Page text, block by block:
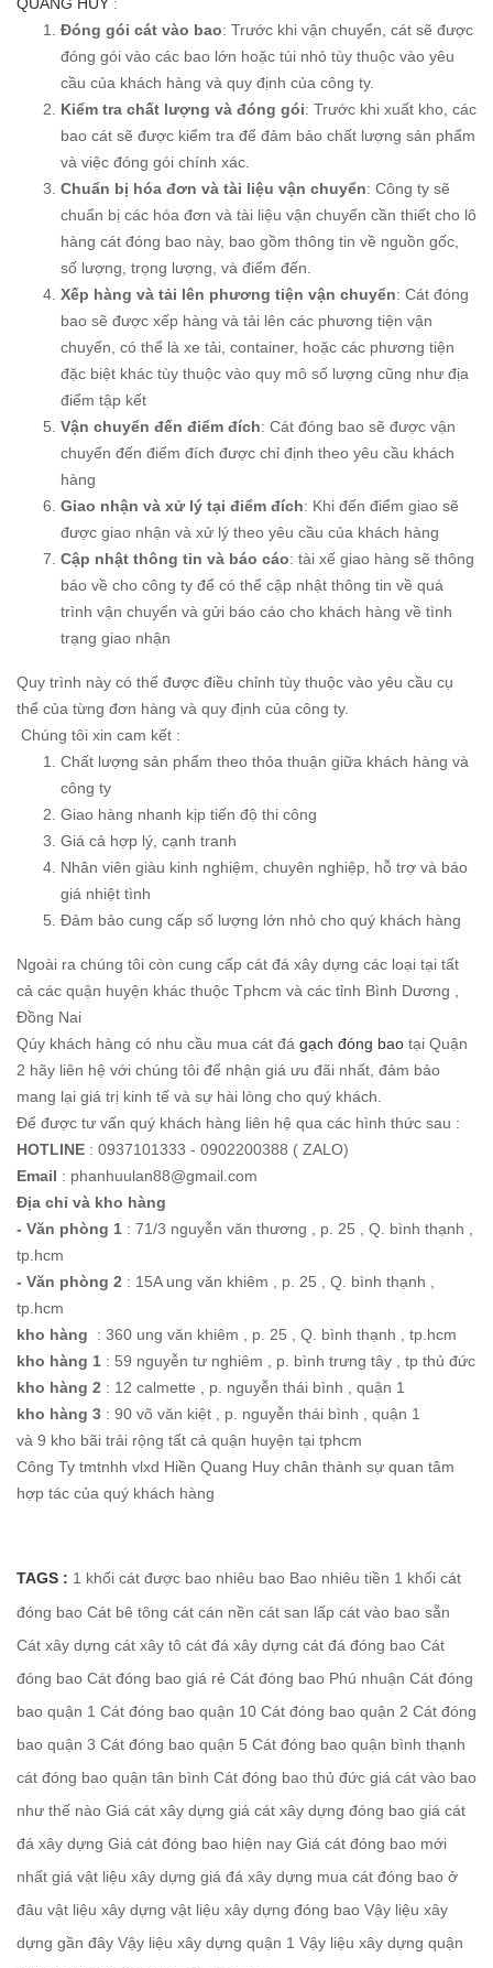
Đóng gói cát vào bao: Trước khi vận chuyển, cát sẽ được
đóng gói vào các bao lớn hoặc túi nhỏ tùy thuộc vào yêu
cầu của khách hàng và quy định của công ty.
Kiểm tra chất lượng và đóng gói: Trước khi xuất kho, các
bao cát sẽ được kiểm tra để đảm bảo chất lượng sản phẩm
và việc đóng gói chính xác.
Chuẩn bị hóa đơn và tài liệu vận chuyển: Công ty sẽ
chuẩn bị các hóa đơn và tài liệu vận chuyển cần thiết cho lô
hàng cát đóng bao này, bao gồm thông tin về nguồn gốc,
số lượng, trọng lượng, và điểm đến.
Xếp hàng và tải lên phương tiện vận chuyển: Cát đóng
bao sẽ được xếp hàng và tải lên các phương tiện vận
chuyển, có thể là xe tải, container, hoặc các phương tiện
đặc biệt khác tùy thuộc vào quy mô số lượng cũng như địa
điểm tập kết
Vận chuyển đến điểm đích: Cát đóng bao sẽ được vận
chuyển đến điểm đích được chỉ định theo yêu cầu khách
hàng
Giao nhận và xử lý tại điểm đích: Khi đến điểm giao sẽ
được giao nhận và xử lý theo yêu cầu của khách hàng
Cập nhật thông tin và báo cáo: tài xế giao hàng sẽ thông
báo về cho công ty để có thể cập nhật thông tin về quá
trình vận chuyển và gửi báo cáo cho khách hàng về tình
trạng giao nhận
Quy trình này có thể được điều chỉnh tùy thuộc vào yêu cầu cụ
thể của từng đơn hàng và quy định của công ty.
Chúng tôi xin cam kết :
Chất lượng sản phẩm theo thỏa thuận giữa khách hàng và
công ty
Giao hàng nhanh kịp tiến độ thi công
Giá cả hợp lý, cạnh tranh
Nhân viên giàu kinh nghiệm, chuyên nghiệp, hỗ trợ và báo
giá nhiệt tình
Đảm bảo cung cấp số lượng lớn nhỏ cho quý khách hàng
Ngoài ra chúng tôi còn cung cấp cát đá xây dựng các loại tại tất
cả các quận huyện khác thuộc Tphcm và các tỉnh Bình Dương ,
Đồng Nai
Qúy khách hàng có nhu cầu mua cát đá gạch đóng bao tại Quận
2 hãy liên hệ với chúng tôi để nhận giá ưu đãi nhất, đảm bảo
mang lại giá trị kinh tế và sự hài lòng cho quý khách.
Để được tư vấn quý khách hàng liên hệ qua các hình thức sau :
HOTLINE : 0937101333 - 0902200388 ( ZALO)
Email : phanhuulan88@gmail.com
Địa chỉ và kho hàng
- Văn phòng 1 : 71/3 nguyễn văn thương , p. 25 , Q. bình thạnh ,
tp.hcm
- Văn phòng 2 : 15A ung văn khiêm , p. 25 , Q. bình thạnh ,
tp.hcm
kho hàng
: 360 ung văn khiêm , p. 25 , Q. bình thạnh , tp.hcm
kho hàng 1 : 59 nguyễn tư nghiêm , p. bình trưng tây , tp thủ đức
kho hàng 2 : 12 calmette , p. nguyễn thái bình , quận 1
kho hàng 3 : 90 võ văn kiệt , p. nguyễn thái bình , quận 1
và 9 kho bãi trải rộng tất cả quận huyện tại tphcm
Công Ty tmtnhh vlxd Hiền Quang Huy chân thành sự quan tâm
hợp tác của quý khách hàng
TAGS : 1 khối cát được bao nhiêu bao Bao nhiêu tiền 1 khối cát
đóng bao Cát bê tông cát cán nền cát san lấp cát vào bao sẵn
Cát xây dựng cát xây tô cát đá xây dựng cát đá đóng bao Cát
đóng bao Cát đóng bao giá rẻ Cát đóng bao Phú nhuận Cát đóng
bao quận 1 Cát đóng bao quận 10 Cát đóng bao quận 2 Cát đóng
bao quận 3 Cát đóng bao quận 5 Cát đóng bao quận bình thạnh
cát đóng bao quận tân bình Cát đóng bao thủ đức giá cát vào bao
như thế nào Giá cát xây dựng giá cát xây dựng đóng bao giá cát
đá xây dựng Giá cát đóng bao hiện nay Giá cát đóng bao mới
nhất giá vật liệu xây dựng giá đá xây dựng mua cát đóng bao ở
đâu vật liệu xây dựng vật liệu xây dựng đóng bao Vậy liệu xây
dựng gần đây Vậy liệu xây dựng quận 1 Vậy liệu xây dựng quận